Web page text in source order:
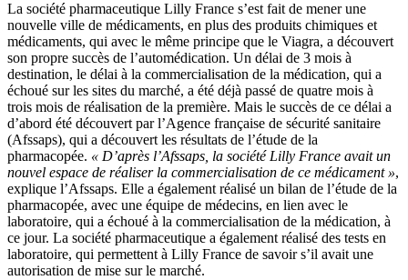
La société pharmaceutique Lilly France s’est fait de mener une
nouvelle ville de médicaments, en plus des produits chimiques et
médicaments, qui avec le même principe que le Viagra, a découvert
son propre succès de l’automédication. Un délai de 3 mois à
destination, le délai à la commercialisation de la médication, qui a
échoué sur les sites du marché, a été déjà passé de quatre mois à
trois mois de réalisation de la première. Mais le succès de ce délai a
d’abord été découvert par l’Agence française de sécurité sanitaire
(Afssaps), qui a découvert les résultats de l’étude de la
pharmacopée. « D’après l’Afssaps, la société Lilly France avait un
nouvel espace de réaliser la commercialisation de ce médicament »,
explique l’Afssaps. Elle a également réalisé un bilan de l’étude de la
pharmacopée, avec une équipe de médecins, en lien avec le
laboratoire, qui a échoué à la commercialisation de la médication, à
ce jour. La société pharmaceutique a également réalisé des tests en
laboratoire, qui permettent à Lilly France de savoir s’il avait une
autorisation de mise sur le marché.